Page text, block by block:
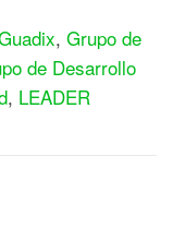
, Grupo de
de Desarrollo
, LEADER